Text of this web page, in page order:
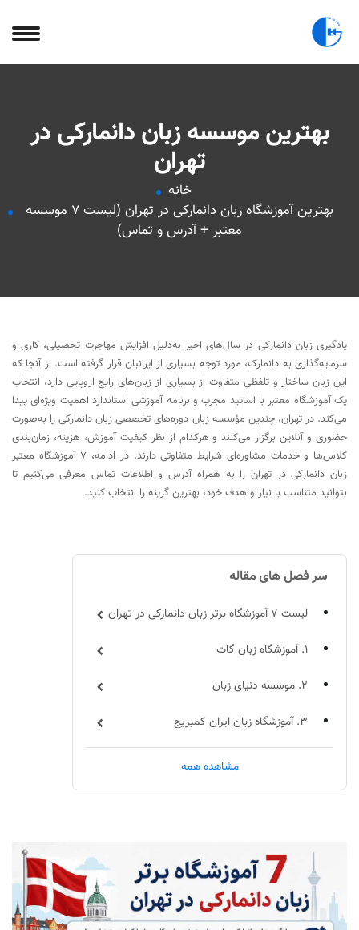
بهترین موسسه زبان دانمارکی در
تهران
خانه
بهترین آموزشگاه زبان دانمارکی در تهران (لیست 7 موسسه
معتبر + آدرس و تماس)
یادگیری زبان دانمارکی در سال‌های اخیر به‌دلیل افزایش مهاجرت تحصیلی، کاری و
سرمایه‌گذاری به دانمارک، مورد توجه بسیاری از ایرانیان قرار گرفته است. از آنجا که
این زبان ساختار و تلفظی متفاوت از بسیاری از زبان‌های رایج اروپایی دارد، انتخاب
یک آموزشگاه معتبر با اساتید مجرب و برنامه آموزشی استاندارد اهمیت ویژه‌ای پیدا
می‌کند. در تهران، چندین مؤسسه زبان دوره‌های تخصصی زبان دانمارکی را به‌صورت
حضوری و آنلاین برگزار می‌کنند و هرکدام از نظر کیفیت آموزش، هزینه، زمان‌بندی
کلاس‌ها و خدمات مشاوره‌ای شرایط متفاوتی دارند. در ادامه، 7 آموزشگاه معتبر
زبان دانمارکی در تهران را به همراه آدرس و اطلاعات تماس معرفی می‌کنیم تا
بتوانید متناسب با نیاز و هدف خود، بهترین گزینه را انتخاب کنید.
سر فصل های مقاله
لیست 7 آموزشگاه برتر زبان دانمارکی در تهران
1. آموزشگاه زبان گات
2. موسسه دنیای زبان
3. آموزشگاه زبان ایران کمبریج
5. آموزشگاه زبان دهخدا
مشاهده همه